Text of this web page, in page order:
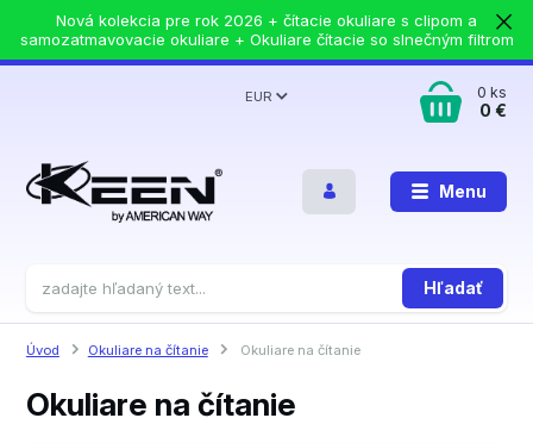
Nová kolekcia pre rok 2026 + čítacie okuliare s clipom a
samozatmavovacie okuliare + Okuliare čítacie so slnečným filtrom
Menu
EUR
Hľadať
0ks
0 €
Úvod Okuliare na čítanie Okuliare na čítanie
Okuliare na čítanie